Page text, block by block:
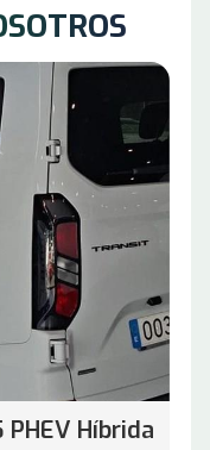
Híbrida